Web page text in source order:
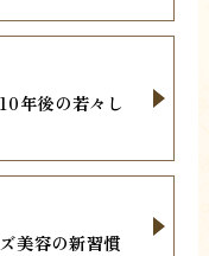
年後の若々し
美容の新習慣